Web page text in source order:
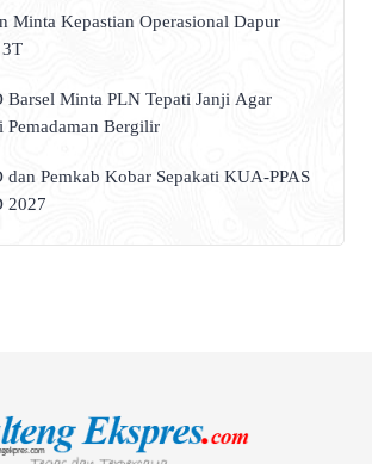
Minta Kepastian Operasional Dapur
3T
Barsel Minta PLN Tepati Janji Agar
Pemadaman Bergilir
dan Pemkab Kobar Sepakati KUA-PPAS
2027